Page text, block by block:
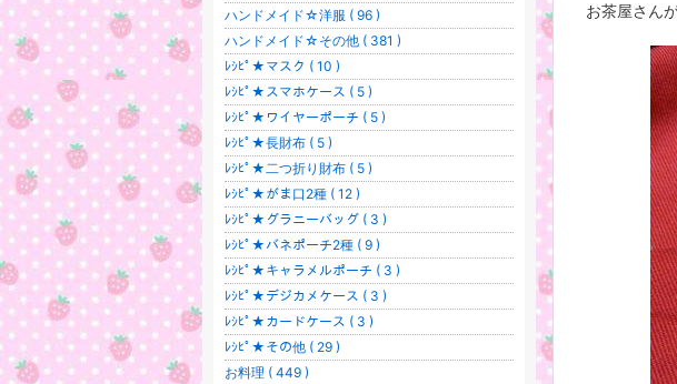
お茶屋さん
ハンドメイド☆洋服 ( 96 )
ハンドメイド☆その他 ( 381 )
ﾚｼﾋﾟ★マスク ( 10 )
ﾚｼﾋﾟ★スマホケース ( 5 )
ﾚｼﾋﾟ★ワイヤーポーチ ( 5 )
ﾚｼﾋﾟ★長財布 ( 5 )
ﾚｼﾋﾟ★二つ折り財布 ( 5 )
ﾚｼﾋﾟ★がま口2種 ( 12 )
ﾚｼﾋﾟ★グラニーバッグ ( 3 )
ﾚｼﾋﾟ★バネポーチ2種 ( 9 )
ﾚｼﾋﾟ★キャラメルポーチ ( 3 )
ﾚｼﾋﾟ★デジカメケース ( 3 )
ﾚｼﾋﾟ★カードケース ( 3 )
ﾚｼﾋﾟ★その他 ( 29 )
お料理 ( 449 )